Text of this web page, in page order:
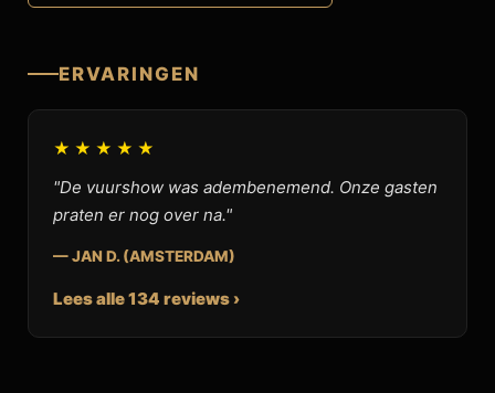
ERVARINGEN
★★★★★
"De vuurshow was adembenemend. Onze gasten
praten er nog over na."
— JAN D. (AMSTERDAM)
Lees alle 134 reviews ›